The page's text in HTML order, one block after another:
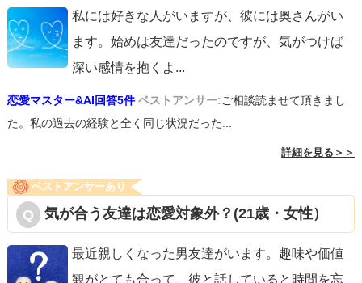
私には好きな人がいますが、彼には奥さんがい
ます。始めは友達だったのですが、気がつけば
深い感情を抱くよ ...
恋愛マスター&AI回答5件 ベストアンサー:ご相談読ませて頂きまし
た。私の過去の経験と全く同じ状況だった...
詳細を見る＞＞
ベストアンサーあり
気が合う友達は恋愛対象外？(21歳・女性）
最近親しくなった男友達がいます。趣味や価値
観がとても合って、彼と話していると時間を忘